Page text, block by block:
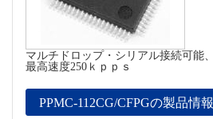
マルチドロップ・シリアル接続可能、
最高速度250ｋｐｐｓ
PPMC-112CG/CFPGの製品情報